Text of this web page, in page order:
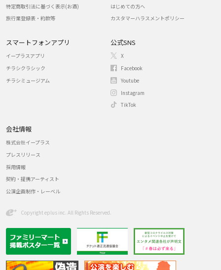
特定商取引法に基づく表示(お酒)
旅行業登録表・約款等
はじめての方へ
カスタマーハラスメントポリシー
スマートフォンアプリ
イープラスアプリ
チラシクラシック
チラシミュージアム
公式SNS
X
Facebook
Youtube
Instagram
TikTok
会社情報
株式会社イープラス
プレスリリース
採用情報
契約・提携アーティスト
公演企画制作・レーベル
Copyright eplus inc. All Rights Reserved.